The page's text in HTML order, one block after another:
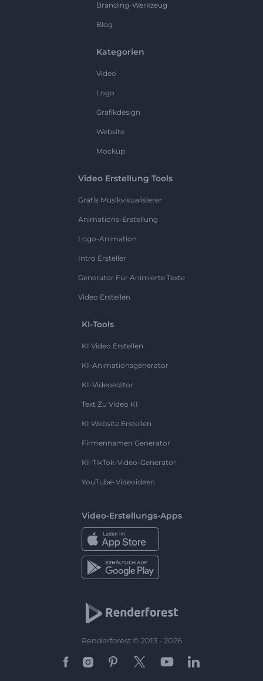
Branding-Werkzeug
Blog
Kategorien
Video
Logo
Grafikdesign
Website
Mockup
Video Erstellung Tools
Gratis Musikvisualisierer
Animations-Erstellung
Logo-Animation
Intro Ersteller
Generator Für Animierte Texte
Video Erstellen
KI-Tools
KI Video Erstellen
KI-Animationsgenerator
KI-Videoeditor
Text Zu Video KI
KI Website Erstellen
Firmennamen Generator
KI-TikTok-Video-Generator
YouTube-Videoideen
Video-Erstellungs-Apps
Renderforest © 2013 - 2026